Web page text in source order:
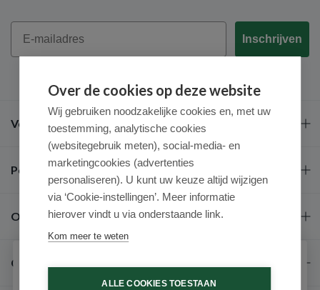
Email
Inschrijven
Veel gestelde vragen
Populaire merken
Over ons
Contact
Over de cookies op deze website
Wij gebruiken noodzakelijke cookies en, met uw
toestemming, analytische cookies
(websitegebruik meten), social-media- en
marketingcookies (advertenties
personaliseren). U kunt uw keuze altijd wijzigen
via ‘Cookie-instellingen’. Meer informatie
hierover vindt u via onderstaande link.
Kom meer te weten
ALLE COOKIES TOESTAAN
Schrijf je in voor onze nieuwsbrief